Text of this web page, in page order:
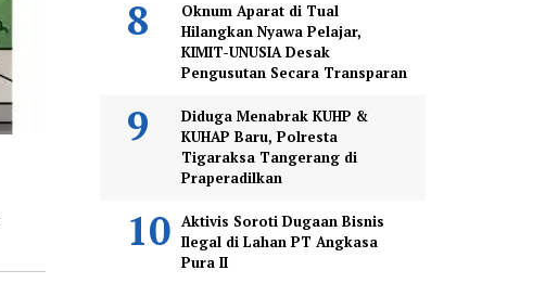
Oknum Aparat di Tual
Hilangkan Nyawa Pelajar,
KIMIT-UNUSIA Desak
Pengusutan Secara Transparan
Diduga Menabrak KUHP &
KUHAP Baru, Polresta
Tigaraksa Tangerang di
Praperadilkan
Aktivis Soroti Dugaan Bisnis
Ilegal di Lahan PT Angkasa
Pura II